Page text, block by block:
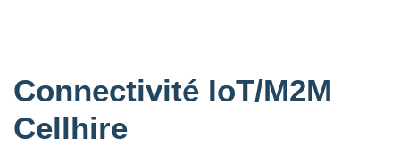
Connectivité IoT/M2M
Cellhire